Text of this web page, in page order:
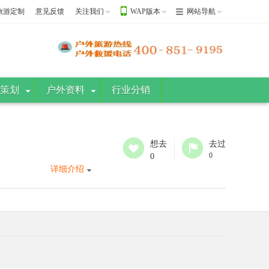
游定制 意见反馈 关注我们 WAP版本 网站导航
划 户外资料 行业分销
想去
0
去过
0
详细介绍